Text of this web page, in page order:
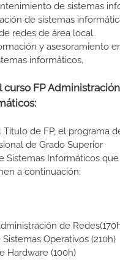
de sistemas
de sistemas
redes de área local.
y asesoramiento
informáticos.
FP
Título de FP, el programa
de Grado Superior
Sistemas Informáticos que
a continuación:
de
Operativos (210h)
Hardware (100h)